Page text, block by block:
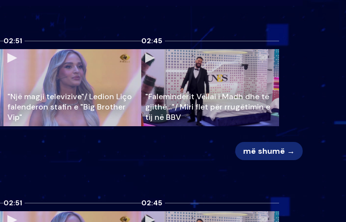
02:51
"Një magji televizive"/ Ledion Liço
falenderon stafin e "Big Brother
Vip"
02:45
"Faleminderit Vëllai i Madh dhe të
gjithë…"/ Miri flet për rrugëtimin e
tij në BBV
më shumë →
02:51 02:45